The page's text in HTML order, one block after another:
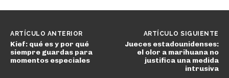
ARTÍCULO ANTERIOR
Kief: qué es y por qué
siempre guardas para
momentos especiales
ARTÍCULO SIGUIENTE
Jueces estadounidenses:
el olor a marihuana no
justifica una medida
intrusiva